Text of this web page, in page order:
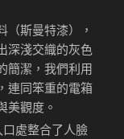
（斯曼特漆），
深淺交織的灰色
簡潔，我們利用
連同笨重的電箱
美觀度。
處整合了人臉